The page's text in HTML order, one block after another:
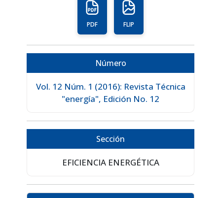
PDF FLIP
Número
Vol. 12 Núm. 1 (2016): Revista Técnica
"energía", Edición No. 12
Sección
EFICIENCIA ENERGÉTICA